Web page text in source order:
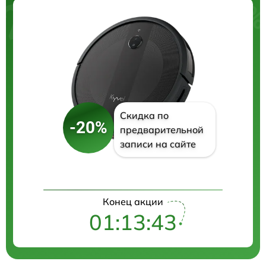
-20%
Скидка по
предварительной
записи на сайте
Конец акции
01:13:42